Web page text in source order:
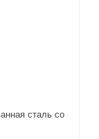
сталь со